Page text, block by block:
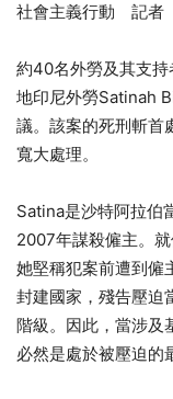
社會主義行動 記者
約40名外勞及其支
地印尼外勞Satinah
議。該案的死刑斬首
寬大處理。
Satina是沙特阿拉伯
2007年謀殺僱主。
她堅稱犯案前遭到僱
封建國家，殘告壓迫
階級。因此，當涉及
必然是處於被壓迫的